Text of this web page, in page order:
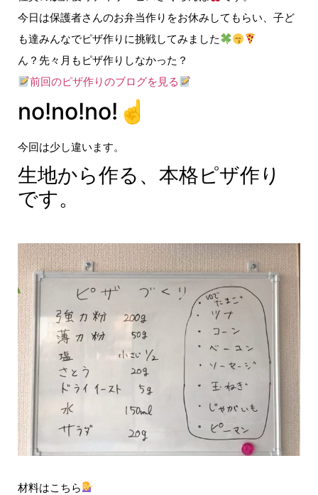
今日は保護者さんのお弁当作りをお休みしてもらい、子ど
も達みんなでピザ作りに挑戦してみました
ん？先々月もピザ作りしなかった？
前回のピザ作りのブログを 見る
no!no!no!☝️
今回は少し違います。
生地から作る、本格ピザ作り
です。
材料はこちら